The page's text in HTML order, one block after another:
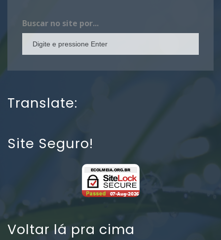
Buscar no site por...
Translate:
Site Seguro!
Voltar lá pra cima